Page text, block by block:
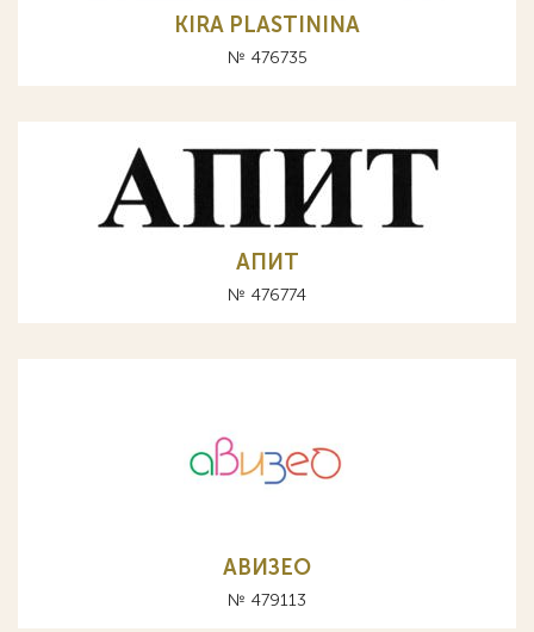
KIRA PLASTININA
№ 476735
АПИТ
№ 476774
АВИЗЕО
№ 479113